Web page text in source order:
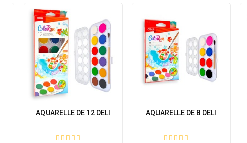
AQUARELLE DE 12 DELI AQUARELLE DE 8 DELI